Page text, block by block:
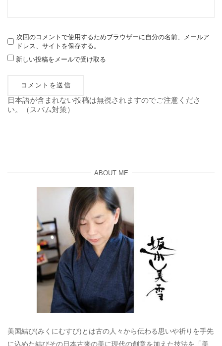
次回のコメントで使用するためブラウザーに自分の名前、メールア
ドレス、サイトを保存する。
新しい投稿をメールで受け取る
日本語が含まれない投稿は無視されますのでご注意くださ
い。（スパム対策）
ABOUT ME
美国結び(みくにむすび)とは古の人々から伝わる思いや祈りを手先
に込めた結びその日本古来の美に現代の創意を加えた技法を「美